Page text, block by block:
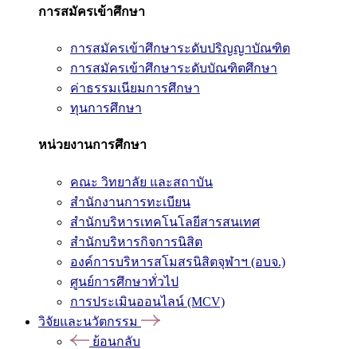
การสมัครเข้าศึกษา
การสมัครเข้าศึกษาระดับปริญญาบัณฑิต
การสมัครเข้าศึกษาระดับบัณฑิตศึกษา
ค่าธรรมเนียมการศึกษา
ทุนการศึกษา
หน่วยงานการศึกษา
คณะ วิทยาลัย และสถาบัน
สำนักงานการทะเบียน
สำนักบริหารเทคโนโลยีสารสนเทศ
สำนักบริหารกิจการนิสิต
องค์การบริหารสโมสรนิสิตจุฬาฯ (อบจ.)
ศูนย์การศึกษาทั่วไป
การประเมินออนไลน์ (MCV)
วิจัยและนวัตกรรม
ย้อนกลับ